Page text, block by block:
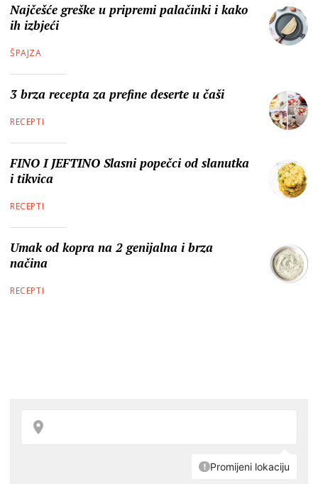
Najčešće greške u pripremi palačinki i kako
ih izbjeći
ŠPAJZA
3 brza recepta za prefine deserte u čaši
RECEPTI
FINO I JEFTINO Slasni popečci od slanutka
i tikvica
RECEPTI
Umak od kopra na 2 genijalna i brza
načina
RECEPTI